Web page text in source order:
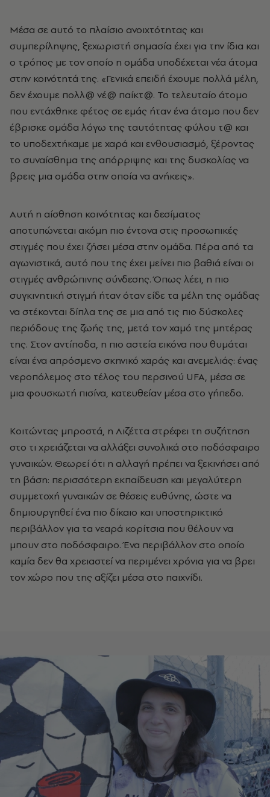
Μέσα σε αυτό το πλαίσιο ανοιχτότητας και
συμπερίληψης, ξεχωριστή σημασία έχει για την ίδια και
ο τρόπος με τον οποίο η ομάδα υποδέχεται νέα άτομα
στην κοινότητά της. «Γενικά επειδή έχουμε πολλά μέλη,
δεν έχουμε πολλ@ νέ@ παίκτ@. Το τελευταίο άτομο
που εντάχθηκε φέτος σε εμάς ήταν ένα άτομο που δεν
έβρισκε ομάδα λόγω της ταυτότητας φύλου τ@ και
το υποδεχτήκαμε με χαρά και ενθουσιασμό, ξέροντας
το συναίσθημα της απόρριψης και της δυσκολίας να
βρεις μια ομάδα στην οποία να ανήκεις».
Αυτή η αίσθηση κοινότητας και δεσίματος
αποτυπώνεται ακόμη πιο έντονα στις προσωπικές
στιγμές που έχει ζήσει μέσα στην ομάδα. Πέρα από τα
αγωνιστικά, αυτό που της έχει μείνει πιο βαθιά είναι οι
στιγμές ανθρώπινης σύνδεσης. Όπως λέει, η πιο
συγκινητική στιγμή ήταν όταν είδε τα μέλη της ομάδας
να στέκονται δίπλα της σε μια από τις πιο δύσκολες
περιόδους της ζωής της, μετά τον χαμό της μητέρας
της. Στον αντίποδα, η πιο αστεία εικόνα που θυμάται
είναι ένα απρόσμενο σκηνικό χαράς και ανεμελιάς: ένας
νεροπόλεμος στο τέλος του περσινού UFA, μέσα σε
μια φουσκωτή πισίνα, κατευθείαν μέσα στο γήπεδο.
Κοιτώντας μπροστά, η Λιζέττα στρέφει τη συζήτηση
στο τι χρειάζεται να αλλάξει συνολικά στο ποδόσφαιρο
γυναικών. Θεωρεί ότι η αλλαγή πρέπει να ξεκινήσει από
τη βάση: περισσότερη εκπαίδευση και μεγαλύτερη
συμμετοχή γυναικών σε θέσεις ευθύνης, ώστε να
δημιουργηθεί ένα πιο δίκαιο και υποστηρικτικό
περιβάλλον για τα νεαρά κορίτσια που θέλουν να
μπουν στο ποδόσφαιρο. Ένα περιβάλλον στο οποίο
καμία δεν θα χρειαστεί να περιμένει χρόνια για να βρει
τον χώρο που της αξίζει μέσα στο παιχνίδι.